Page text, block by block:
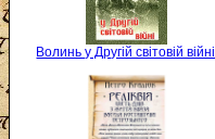
Волинь у Другій світовій війні